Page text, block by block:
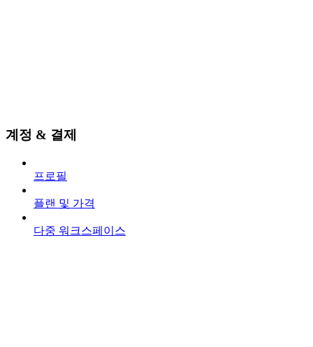
계정 & 결제
프로필
플랜 및 가격
다중 워크스페이스